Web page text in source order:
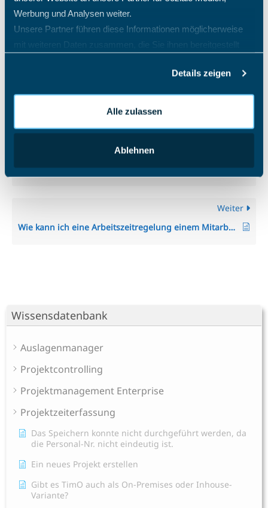
Werbung und Analysen weiter.
Unsere Partner führen diese Informationen möglicherweise
mit weiteren Daten zusammen, die Sie ihnen bereitgestellt
Details zeigen
Alle zulassen
Ablehnen
Wissensdatenbank
Auslagenmanager
Projektcontrolling
Projektmanagement Enterprise
Projektzeiterfassung
Das Speichern konnte nicht durchgeführt werden, da
die Personal-Nr. nicht eindeutig ist.
Ein neues Projekt erstellen
Gibt es TimO auch als On-Premises oder Inhouse-
Variante?
Wie kann ich die Art der Projektzeiterfassung im TimO umschalten oder umstellen?
Weiter
Wie kann ich eine Arbeitszeitregelung einem Mitarbeiter zuweisen oder anpassen?